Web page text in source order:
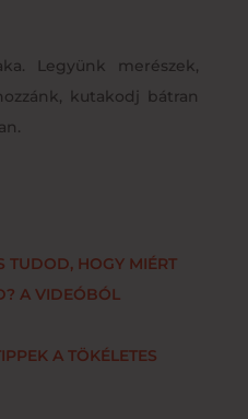
Legyünk merészek,
kutakodj bátran
TUDOD, HOGY MIÉRT
A VIDEÓBÓL
A TÖKÉLETES